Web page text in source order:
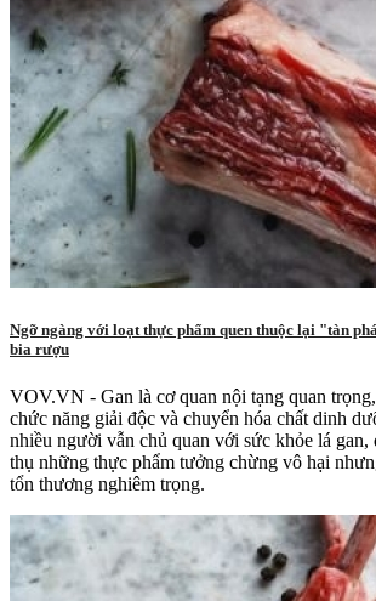
Ngỡ ngàng với loạt thực phẩm quen thuộc lại "tàn
bia rượu
VOV.VN - Gan là cơ quan nội tạng quan
chức năng giải độc và chuyển hóa chất dinh
nhiều người vẫn chủ quan với sức khỏe lá gan,
thụ những thực phẩm tưởng chừng vô hại
tổn thương nghiêm trọng.